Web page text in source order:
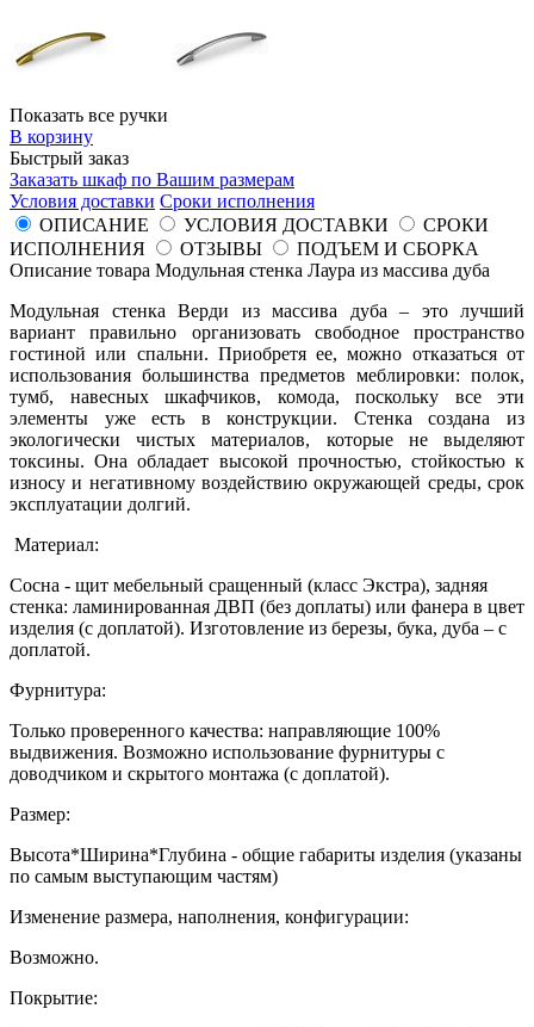
Показать все ручки
В корзину
Быстрый заказ
Заказать шкаф по Вашим размерам
Условия доставки Сроки исполнения
ОПИСАНИЕ
УСЛОВИЯ ДОСТАВКИ
СРОКИ
ИСПОЛНЕНИЯ
ОТЗЫВЫ
ПОДЪЕМ И СБОРКА
Описание товара Модульная стенка Лаура из массива дуба
Модульная стенка Верди из массива дуба – это лучший
вариант правильно организовать свободное пространство
гостиной или спальни. Приобретя ее, можно отказаться от
использования большинства предметов меблировки: полок,
тумб, навесных шкафчиков, комода, поскольку все эти
элементы уже есть в конструкции. Стенка создана из
экологически чистых материалов, которые не выделяют
токсины. Она обладает высокой прочностью, стойкостью к
износу и негативному воздействию окружающей среды, срок
эксплуатации долгий.
Материал:
Сосна - щит мебельный сращенный (класс Экстра), задняя
стенка: ламинированная ДВП (без доплаты) или фанера в цвет
изделия (с доплатой). Изготовление из березы, бука, дуба – с
доплатой.
Фурнитура:
Только проверенного качества: направляющие 100%
выдвижения. Возможно использование фурнитуры с
доводчиком и скрытого монтажа (с доплатой).
Размер:
Высота*Ширина*Глубина - общие габариты изделия (указаны
по самым выступающим частям)
Изменение размера, наполнения, конфигурации:
Возможно.
Покрытие: